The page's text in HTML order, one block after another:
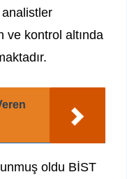
ve kontrol altında
oldu BİST